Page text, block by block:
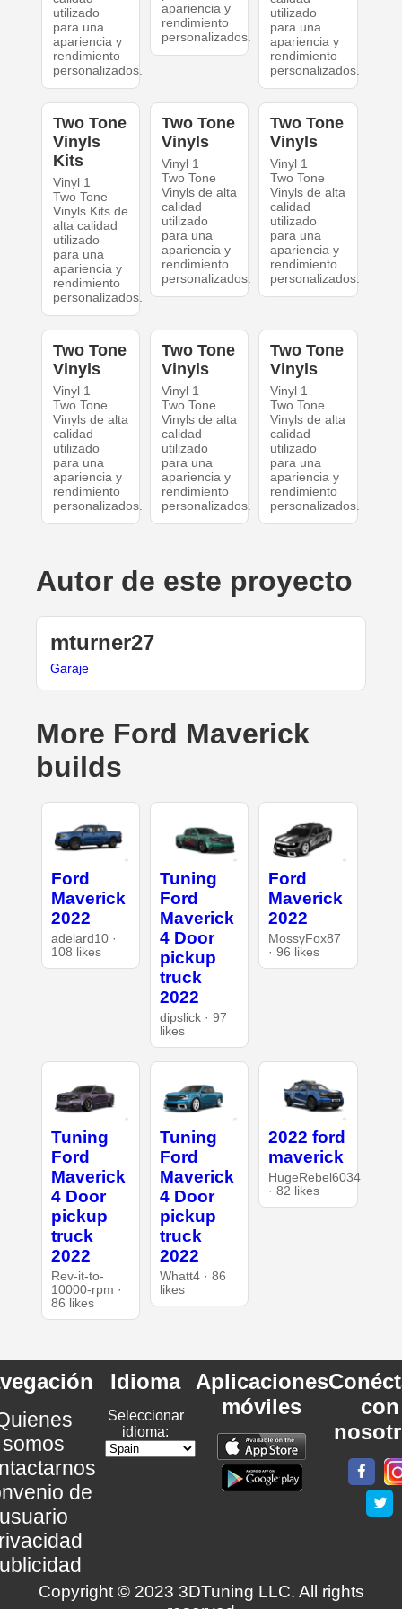
utilizado
para una
apariencia y
rendimiento
personalizados.
apariencia y
rendimiento
personalizados.
utilizado
para una
apariencia y
rendimiento
personalizados.
Two Tone
Vinyls
Kits
Vinyl 1
Two Tone
Vinyls Kits de
alta calidad
utilizado
para una
apariencia y
rendimiento
personalizados.
Two Tone
Vinyls
Vinyl 1
Two Tone
Vinyls de alta
calidad
utilizado
para una
apariencia y
rendimiento
personalizados.
Two Tone
Vinyls
Vinyl 1
Two Tone
Vinyls de alta
calidad
utilizado
para una
apariencia y
rendimiento
personalizados.
Two Tone
Vinyls
Vinyl 1
Two Tone
Vinyls de alta
calidad
utilizado
para una
apariencia y
rendimiento
personalizados.
Two Tone
Vinyls
Vinyl 1
Two Tone
Vinyls de alta
calidad
utilizado
para una
apariencia y
rendimiento
personalizados.
Two Tone
Vinyls
Vinyl 1
Two Tone
Vinyls de alta
calidad
utilizado
para una
apariencia y
rendimiento
personalizados.
Autor de este proyecto
mturner27
Garaje
More Ford Maverick
builds
Ford
Maverick
2022
adelard10 ·
108 likes
Tuning
Ford
Maverick
4 Door
pickup
truck
2022
dipslick · 97
likes
Ford
Maverick
2022
MossyFox87
· 96 likes
Tuning
Ford
Maverick
4 Door
pickup
truck
2022
Rev-it-to-
10000-rpm ·
86 likes
Tuning
Ford
Maverick
4 Door
pickup
truck
2022
Whatt4 · 86
likes
2022 ford
maverick
HugeRebel6034
· 82 likes
somos
de
Idioma
Seleccionar
idioma:
Aplicaciones
móviles
con
Copyright © 2023 3DTuning LLC. All rights